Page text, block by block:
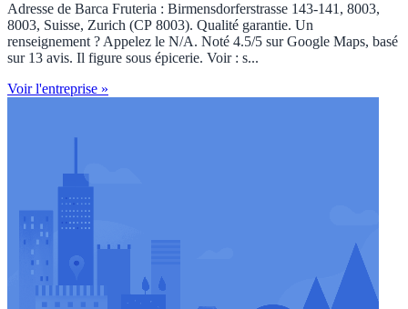
Adresse de Barca Fruteria : Birmensdorferstrasse 143-141, 8003,
8003, Suisse, Zurich (CP 8003). Qualité garantie. Un
renseignement ? Appelez le N/A. Noté 4.5/5 sur Google Maps, basé
sur 13 avis. Il figure sous épicerie. Voir : s...
Voir l'entreprise »